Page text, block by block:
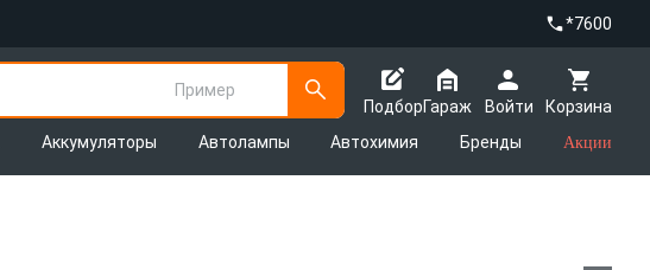
*7600
Пример
Подбор
Корзина
Гараж
Войти
Аккумуляторы Автолампы Автохимия Бренды Акции